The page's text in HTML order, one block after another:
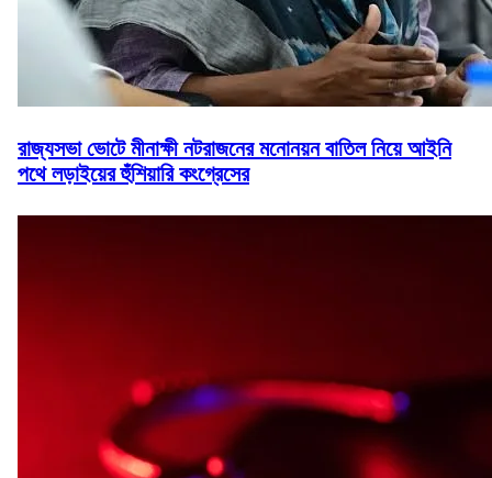
রাজ্যসভা ভোটে মীনাক্ষী নটরাজনের মনোনয়ন বাতিল নিয়ে আইনি
পথে লড়াইয়ের হুঁশিয়ারি কংগ্রেসের